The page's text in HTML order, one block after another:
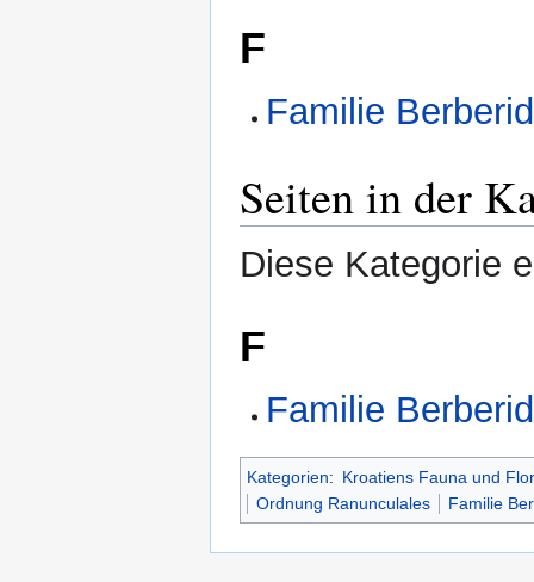
F
Familie
Seiten in der
Diese Kategorie
F
Familie
Kategorien: Kroatiens Fauna und
Ordnung Ranunculales
Familie